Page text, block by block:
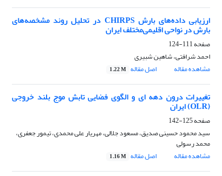
ارزیابی داده‌های بارش CHIRPS در تحلیل روند مشخصه‌های
بارش در نواحی اقلیمی‌مختلف ایران
صفحه111-124
احمد شرافتی، شاهین شبیری
مشاهده مقاله
اصل مقاله 1.22 M
تغییرات درون دهه ای و الگوی فضایی تابش موج بلند خروجی
(OLR) ایران
صفحه125-142
سید محمود حسینی صدیق، مسعود جلالی، مهریار علی محمدی، تیمور جعفری،
محمد رسولی
مشاهده مقاله
اصل مقاله 1.16 M